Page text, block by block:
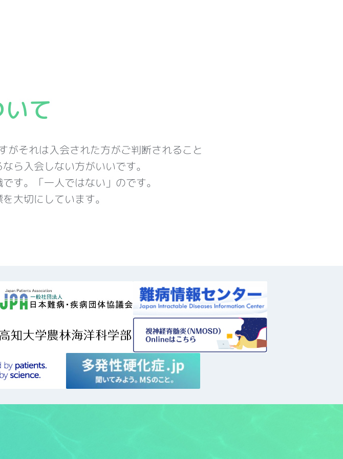
て
がそれは入会された方がご判断されること
ら入会しない方がいいです。
す。「一人ではない」のです。
大切にしています。